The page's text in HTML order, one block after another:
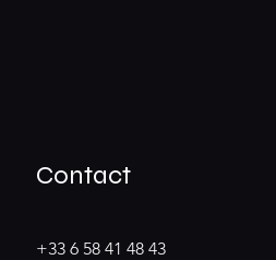
Contact
+33 6 58 41 48 43